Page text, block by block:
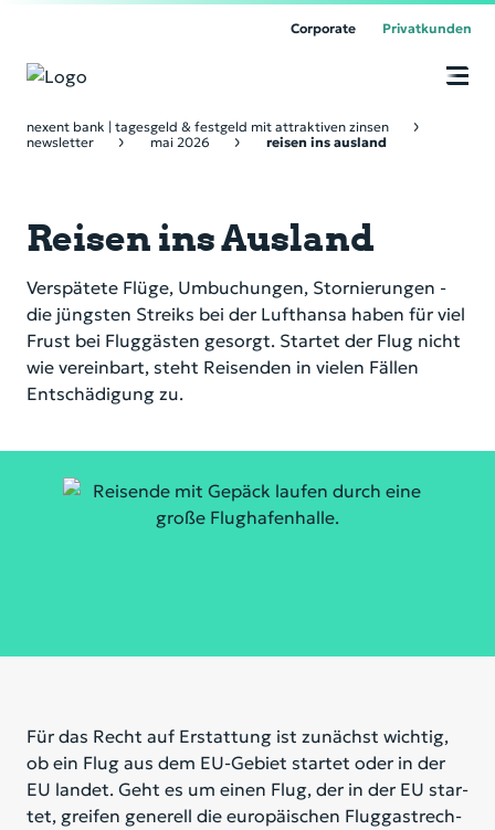
Corporate Privatkunden
n
li
n
k
g
Unsere Produkte
Service & Kontakt
Online Banking
nexent bank | tagesgeld & festgeld mit attraktiven zinsen
newsletter
mai 2026 reisen ins ausland
Reisen ins Ausland
Verspätete Flüge, Umbuchungen, Stornierungen -
die jüngsten Streiks bei der Lufthansa haben für viel
Frust bei Fluggästen gesorgt. Startet der Flug nicht
wie vereinbart, steht Reisenden in vielen Fällen
Entschädigung zu.
Für das Recht auf Er­stat­tung ist zu­nächst wich­tig,
ob ein Flug aus dem EU-Ge­biet star­tet oder in der
EU lan­det. Geht es um ei­nen Flug, der in der EU star­
tet, grei­fen ge­ne­rell die eu­ro­päi­schen Flug­gast­rech­